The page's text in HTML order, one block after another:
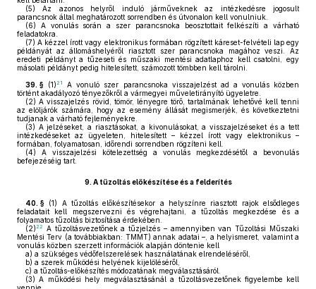
(5) Az azonos helyről induló járműveknek az intézkedésre jogosult
parancsnok által meghatározott sorrendben és útvonalon kell vonulniuk.
(6) A vonulás során a szer parancsnoka beosztottait felkészíti a várható
feladatokra.
(7) A kézzel írott vagy elektronikus formában rögzített káreset-felvételi lap egy
példányát az állomáshelyéről riasztott szer parancsnoka magához veszi. Az
eredeti példányt a tűzeseti és műszaki mentési adatlaphoz kell csatolni, egy
másolati példányt pedig hitelesített, számozott tömbben kell tárolni.
39. § (1)21
A vonuló szer parancsnoka visszajelzést ad a vonulás közben
történt akadályozó tényezőkről a vármegyei műveletirányító ügyeletre.
(2) A visszajelzés rövid, tömör, lényegre törő, tartalmának lehetővé kell tenni
az elöljárók számára, hogy az esemény állását megismerjék, és következtetni
tudjanak a várható fejleményekre.
(3) A jelzéseket, a riasztásokat, a kivonulásokat, a visszajelzéseket és a tett
intézkedéseket az ügyeleten, hitelesített – kézzel írott vagy elektronikus –
formában, folyamatosan, időrendi sorrendben rögzíteni kell.
(4) A visszajelzési kötelezettség a vonulás megkezdésétől a bevonulás
befejezéséig tart.
9. A tűzoltás előkészítése és a felderítés
40. § (1)
A tűzoltás előkészítésekor a helyszínre riasztott rajok elsődleges
feladatait kell megszervezni és végrehajtani, a tűzoltás megkezdése és a
folyamatos tűzoltás biztosítása érdekében.
(2)22
A tűzoltásvezetőnek a tűzjelzés – amennyiben van Tűzoltási Műszaki
Mentési Terv (a továbbiakban: TMMT) annak adatai –, a helyismeret, valamint a
vonulás közben szerzett információk alapján döntenie kell
a) a szükséges védőfelszerelések használatának elrendeléséről,
b) a szerek működési helyének kijelöléséről,
c) a tűzoltás-előkészítés módozatának megválasztásáról.
(3) A működési hely megválasztásánál a tűzoltásvezetőnek figyelembe kell